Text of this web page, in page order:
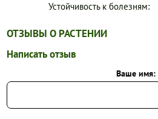
Устойчивость к болезням:
ОТЗЫВЫ О РАСТЕНИИ
Написать отзыв
Ваше имя: